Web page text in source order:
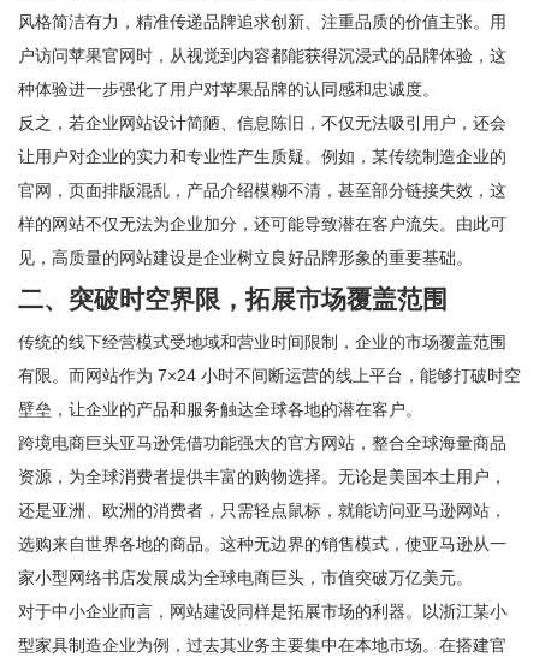
风格简洁有力，精准传递品牌追求创新、注重品质的价值主张。用
户访问苹果官网时，从视觉到内容都能获得沉浸式的品牌体验，这
种体验进一步强化了用户对苹果品牌的认同感和忠诚度。
反之，若企业网站设计简陋、信息陈旧，不仅无法吸引用户，还会
让用户对企业的实力和专业性产生质疑。例如，某传统制造企业的
官网，页面排版混乱，产品介绍模糊不清，甚至部分链接失效，这
样的网站不仅无法为企业加分，还可能导致潜在客户流失。由此可
见，高质量的网站建设是企业树立良好品牌形象的重要基础。
二、突破时空界限，拓展市场覆盖范围
传统的线下经营模式受地域和营业时间限制，企业的市场覆盖范围
有限。而网站作为 7×24 小时不间断运营的线上平台，能够打破时空
壁垒，让企业的产品和服务触达全球各地的潜在客户。
跨境电商巨头亚马逊凭借功能强大的官方网站，整合全球海量商品
资源，为全球消费者提供丰富的购物选择。无论是美国本土用户，
还是亚洲、欧洲的消费者，只需轻点鼠标，就能访问亚马逊网站，
选购来自世界各地的商品。这种无边界的销售模式，使亚马逊从一
家小型网络书店发展成为全球电商巨头，市值突破万亿美元。
对于中小企业而言，网站建设同样是拓展市场的利器。以浙江某小
型家具制造企业为例，过去其业务主要集中在本地市场。在搭建官